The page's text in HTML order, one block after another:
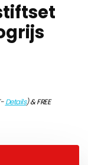
Details)&FREE